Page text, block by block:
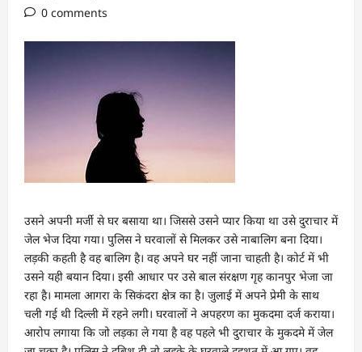
0 comments
उसने अपनी मर्जी से घर बसाया था। जिससे उसने प्यार किया था उसे दुराचार में
जेल भेज दिया गया। पुलिस ने घरवालों से मिलकर उसे नाबालिग बना दिया।
लड़की कहती है वह बालिग है। वह अपने घर नहीं जाना चाहती है। कोर्ट में भी
उसने यही बयान दिया। इसी आधार पर उसे बाल संरक्षण गृह कानपुर भेजा जा
रहा है। मामला आगरा के सिकंदरा क्षेत्र का है। जुलाई में अपने प्रेमी के साथ
चली गई थी दिल्ली में रहने लगी। घरवालों ने अपहरण का मुकदमा दर्ज कराया।
आरोप लगाया कि जो लड़का ले गया है वह पहले भी दुराचार के मुकदमे में जेल